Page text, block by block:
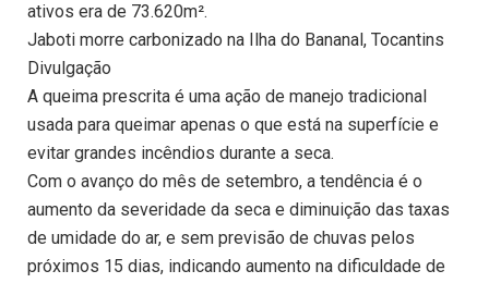
ativos era de 73.620m².
Jaboti morre carbonizado na Ilha do Bananal, Tocantins
Divulgação
A queima prescrita é uma ação de manejo tradicional
usada para queimar apenas o que está na superfície e
evitar grandes incêndios durante a seca.
Com o avanço do mês de setembro, a tendência é o
aumento da severidade da seca e diminuição das taxas
de umidade do ar, e sem previsão de chuvas pelos
próximos 15 dias, indicando aumento na dificuldade de